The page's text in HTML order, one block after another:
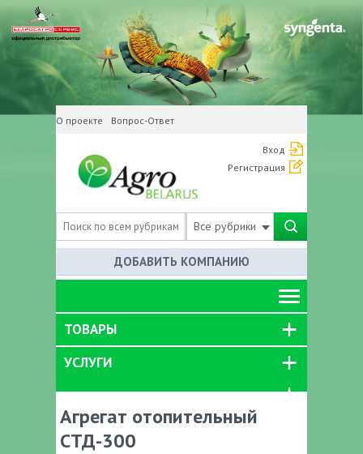
О проекте Вопрос-Ответ
Вход
Регистрация
Все рубрики
ДОБАВИТЬ КОМПАНИЮ
ТОВАРЫ
УСЛУГИ
Агрегат отопительный
СТД-300